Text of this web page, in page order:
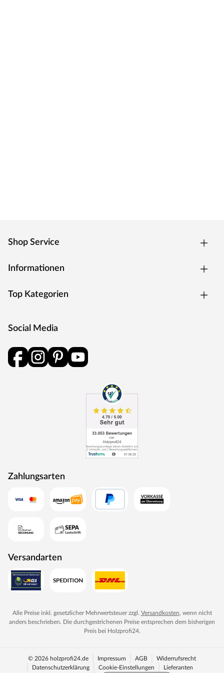
Shop Service
Informationen
Top Kategorien
Social Media
Zahlungsarten
Versandarten
Alle Preise inkl. gesetzlicher Mehrwertsteuer zzgl. Versandkosten, wenn nicht
anders beschrieben. Die durchgestrichenen Preise entsprechen dem bisherigen
Preis bei Holzprofi24.
© 2026 holzprofi24.de Impressum AGB
Widerrufsrecht
Datenschutzerklärung
Cookie-Einstellungen Lieferanten